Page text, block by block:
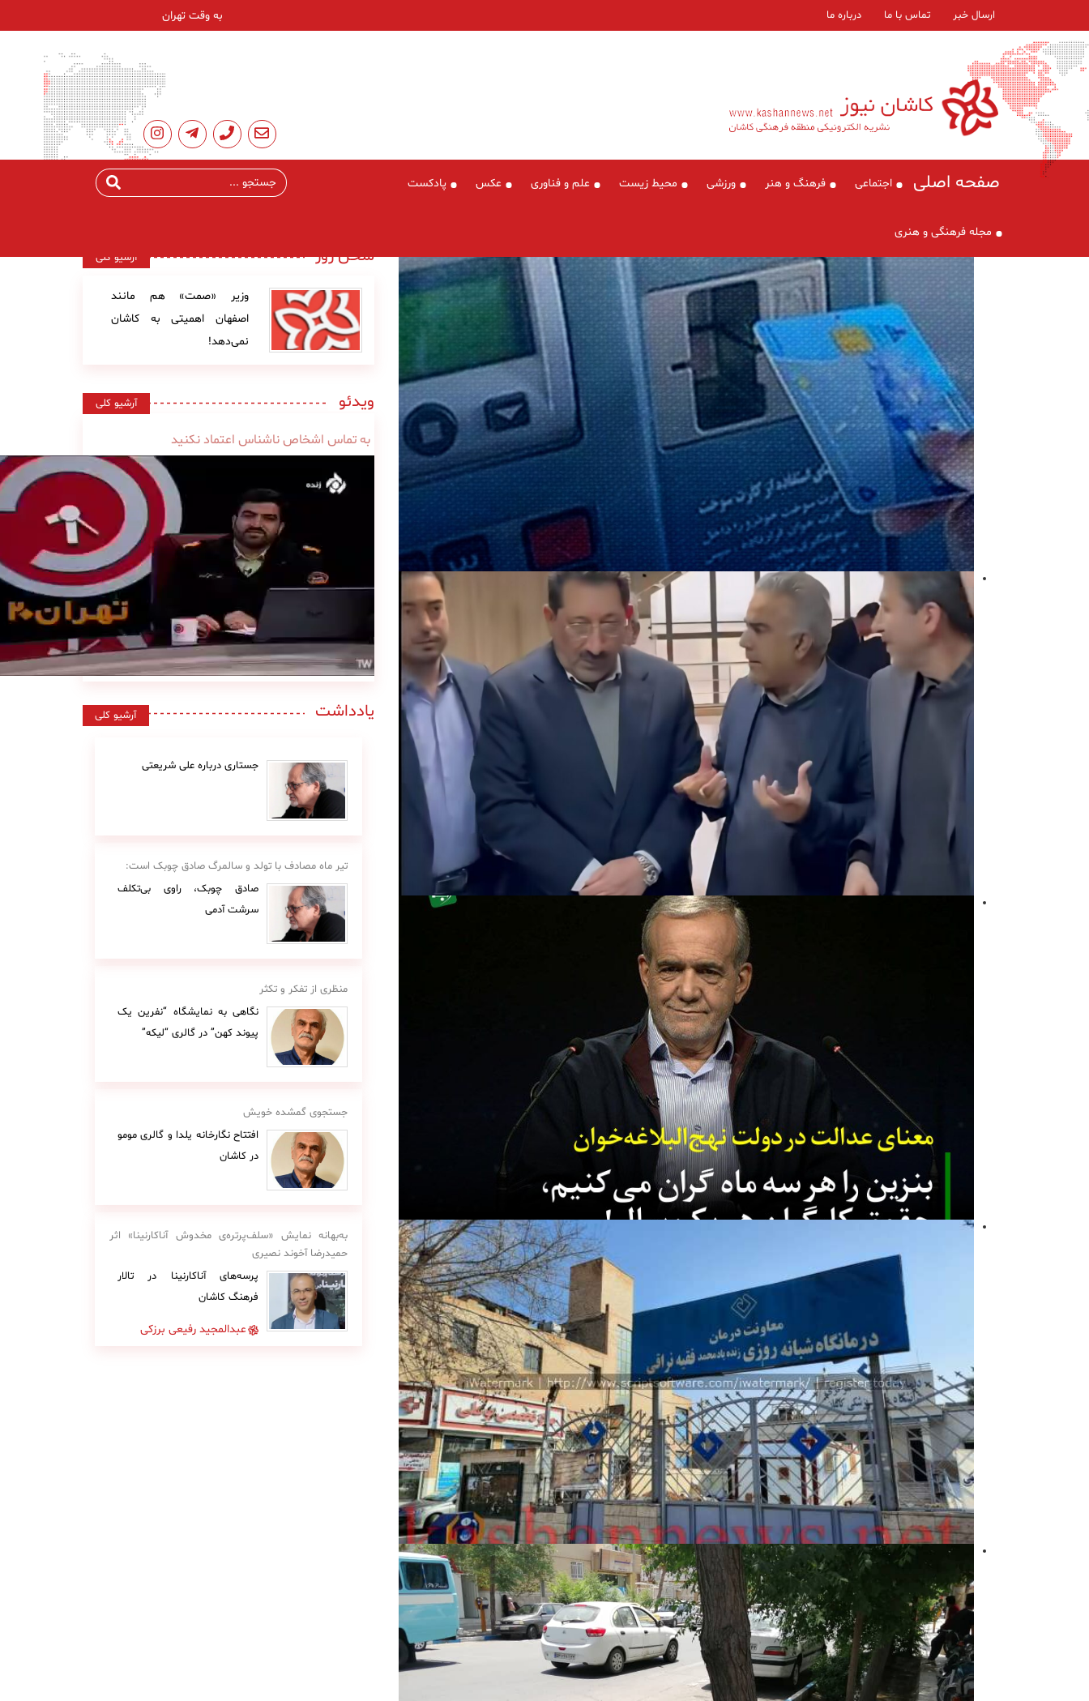
ارسال خبر تماس با ما درباره ما به وقت تهران
صفحه اصلی اجتماعی فرهنگ و هنر ورزشی محیط زیست علم و فناوری عکس پادکست
مجله فرهنگی و هنری
سخن روز آرشیو کلی
وزیر «صمت» هم مانند
اصفهان اهمیتی به کاشان
نمی‌دهد!
ویدئو آرشیو کلی
به تماس اشخاص ناشناس اعتماد نکنید
یادداشت آرشیو کلی
جستاری درباره علی شریعتی
تیر ماه مصادف با تولد و سالمرگ صادق چوبک است:
صادق چوبک، راوی بی‌تکلف
سرشت آدمی
منظری از تفکر و تکثر
نگاهی به نمایشگاه “نفرین یک
پیوند کهن” در گالری “لیکه”
جستجوی گمشده خویش
افتتاح نگارخانه یلدا و گالری مومو
در کاشان
به‌بهانه نمایش «سلف‌پرتره‌ی مخدوش آناکارنینا» اثر
حمیدرضا آخوند نصیری
پرسه‌های آناکارنینا در تالار
فرهنگ کاشان
عبدالمجید رفیعی برزکی